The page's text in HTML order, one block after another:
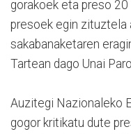
gorakoek eta preso
presoek egin zituztela
sakabanaketaren
Tartean dago Unai
Auzitegi Nazionaleko
gogor kritikatu dute